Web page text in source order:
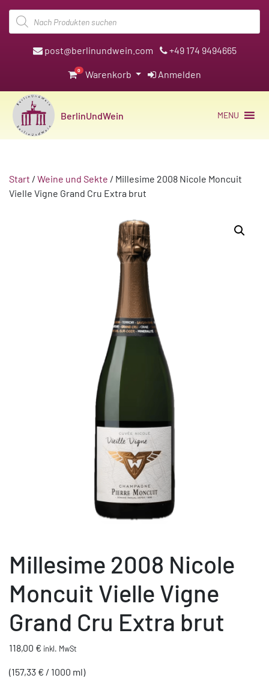
Products
search
post@berlinundwein.com +49 174 9494665
0 Warenkorb Anmelden
BerlinUndWein MENU
Start / Weine und Sekte / Millesime 2008 Nicole Moncuit
Vielle Vigne Grand Cru Extra brut
Millesime 2008 Nicole
Moncuit Vielle Vigne
Grand Cru Extra brut
118,00 € inkl. MwSt
(157,33 € / 1000 ml)